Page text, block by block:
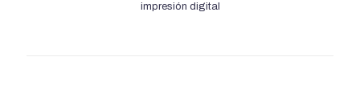
impresión digital